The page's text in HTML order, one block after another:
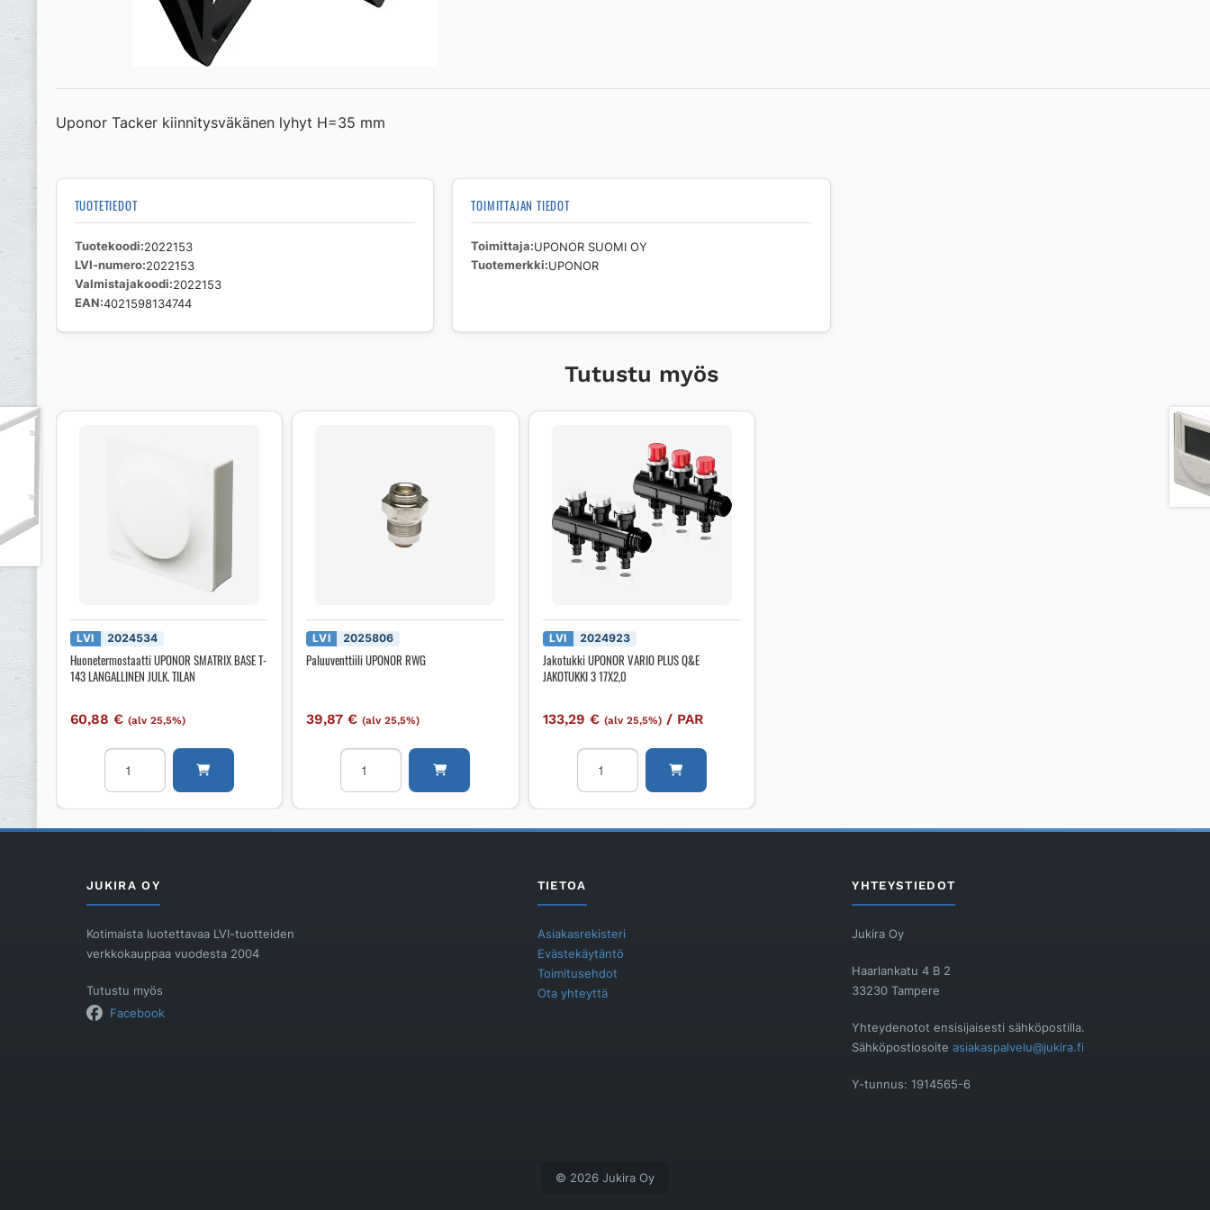
Uponor Tacker kiinnitysväkänen lyhyt H=35 mm
TUOTETIEDOT
Tuotekoodi 2022153
LVI-numero 2022153
Valmistajakoodi 2022153
EAN 4021598134744
TOIMITTAJAN TIEDOT
Toimittaja UPONOR SUOMI OY
Tuotemerkki UPONOR
Tutustu myös
LVI 2024534
Huonetermostaatti UPONOR SMATRIX BASE T-
143 LANGALLINEN JULK. TILAN
60,88€ (alv 25,5%)
Huonetermostaatti
UPONOR
SMATRIX
T-
määrä
LVI 2025806
Paluuventtiili UPONOR RWG
39,87€ (alv 25,5%)
Paluuventtiili
UPONOR
RWG
LVI 2024923
Jakotukki UPONOR VARIO PLUS Q&E
JAKOTUKKI 3 17X2,0
133,29 € (alv 25,5%)/ PAR
Jakotukki
UPONOR
VARIO
Q&E
JUKIRA OY
Kotimaista luotettavaa LVI-tuotteiden
verkkokauppaa vuodesta 2004
Tutustu myös
Facebook
TIETOA
Asiakasrekisteri
Evästekäytäntö
Toimitusehdot
Ota yhteyttä
YHTEYSTIEDOT
Jukira Oy
Haarlankatu 4 B 2
33230 Tampere
Yhteydenotot ensisijaisesti sähköpostilla.
Sähköpostiosoiteasiakaspalvelu@jukira.fi
Y-tunnus: 1914565-6
© 2026 Jukira Oy